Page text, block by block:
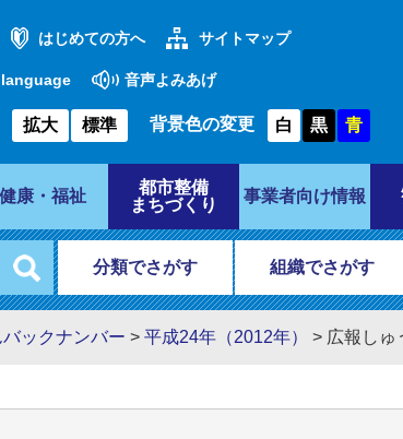
はじめての方へ サイトマップ
音声よみあげ
拡大 標準 背景色の変更 白 黒 青
健康・福祉
都市整備
まちづくり
事業者向け情報
分類でさがす 組織でさがす
ックナンバー > 平成24年（2012年） > 広報しゅ